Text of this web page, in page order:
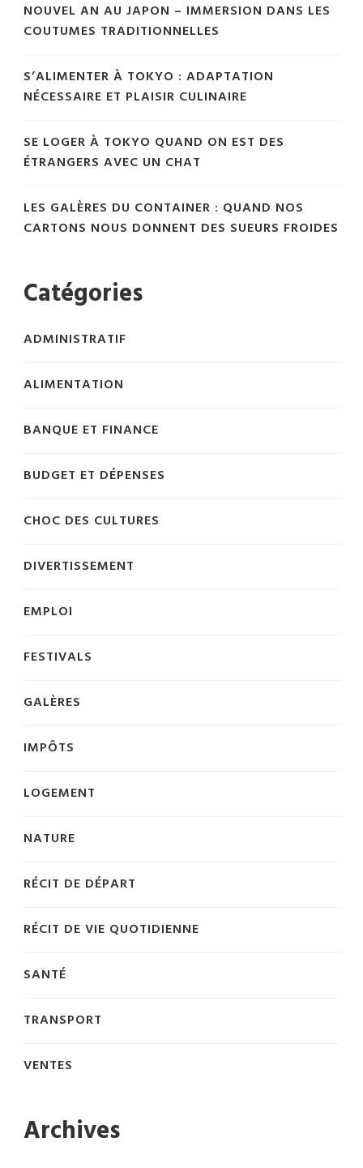
NOUVEL AN AU JAPON – IMMERSION DANS LES
COUTUMES TRADITIONNELLES
S’ALIMENTER À TOKYO : ADAPTATION
NÉCESSAIRE ET PLAISIR CULINAIRE
SE LOGER À TOKYO QUAND ON EST DES
ÉTRANGERS AVEC UN CHAT
LES GALÈRES DU CONTAINER : QUAND NOS
CARTONS NOUS DONNENT DES SUEURS FROIDES
Catégories
ADMINISTRATIF
ALIMENTATION
BANQUE ET FINANCE
BUDGET ET DÉPENSES
CHOC DES CULTURES
DIVERTISSEMENT
EMPLOI
FESTIVALS
GALÈRES
IMPÔTS
LOGEMENT
NATURE
RÉCIT DE DÉPART
RÉCIT DE VIE QUOTIDIENNE
SANTÉ
TRANSPORT
VENTES
Archives